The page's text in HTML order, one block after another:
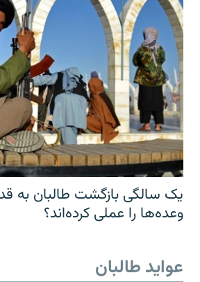
یک سالگی بازگشت طالبان به
وعده‌ها را عملی کرده‌اند؟
عواید طالبان